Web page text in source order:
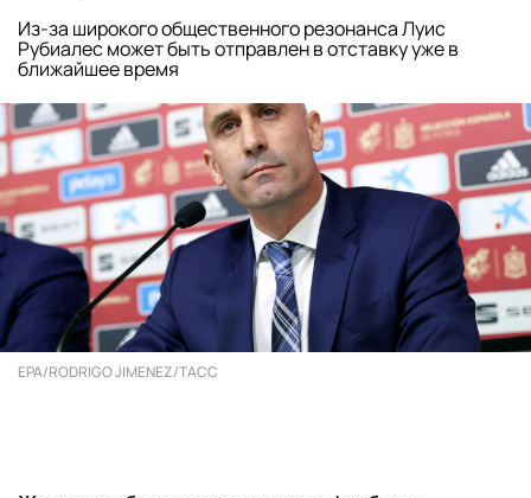
Из-за широкого общественного резонанса Луис
Рубиалес может быть отправлен в отставку уже в
ближайшее время
EPA/RODRIGO JIMENEZ/ТАСС